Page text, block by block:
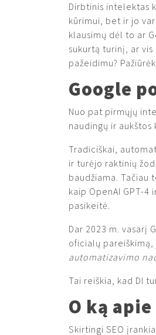
Dirbtinis intelektas
kūrimui, bet ir jo
klausimų dėl to ar
sukurtą turinį, ar
pažeidimu?
Google
Nuo pat pirmųjų
naudingų ir
Tradiciškai,
ir turėjo raktinių
baudžiama. Tačiau
kaip OpenAI GPT-
pasikeitė.
Dar 2023 m. vasarį
oficialų pareiškimą,
automatizavimo
Tai reiškia, kad DI
O ką
Skirtingi SEO